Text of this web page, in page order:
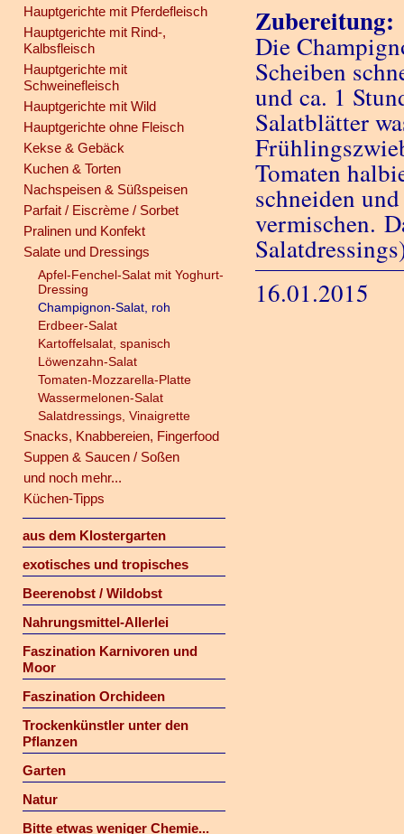
Hauptgerichte mit Pferdefleisch
Hauptgerichte mit Rind-,
Kalbsfleisch
Hauptgerichte mit
Schweinefleisch
Hauptgerichte mit Wild
Hauptgerichte ohne Fleisch
Kekse & Gebäck
Kuchen & Torten
Nachspeisen & Süßspeisen
Parfait / Eiscrème / Sorbet
Pralinen und Konfekt
Salate und Dressings
Apfel-Fenchel-Salat mit Yoghurt-
Dressing
Champignon-Salat, roh
Erdbeer-Salat
Kartoffelsalat, spanisch
Löwenzahn-Salat
Tomaten-Mozzarella-Platte
Wassermelonen-Salat
Salatdressings, Vinaigrette
Snacks, Knabbereien, Fingerfood
Suppen & Saucen / Soßen
und noch mehr...
Küchen-Tipps
aus dem Klostergarten
exotisches und tropisches
Beerenobst / Wildobst
Nahrungsmittel-Allerlei
Faszination Karnivoren und
Moor
Faszination Orchideen
Trockenkünstler unter den
Pflanzen
Garten
Natur
Bitte etwas weniger Chemie...
Zubereitung:
Die
Scheiben
und ca. 1
Salatblätter
Tomaten
schneiden
vermischen.
16.01.2015